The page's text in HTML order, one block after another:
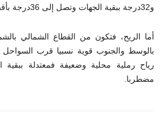
و32درجة ببقية الجهات وتصل إلى 36درجة بأقصى الجنوب.
أما الريح، فتكون من القطاع الشمالي
بالوسط والجنوب قوية نسبيا قرب السواحل
رياح رملية محلية وضعيفة فمعتدلة ببقية
مضطربا.